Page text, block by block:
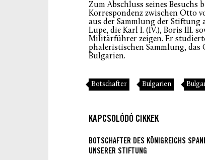
Zum Abschluss seines Besuchs
Korrespondenz zwischen Otto
aus der Sammlung der Stiftung
Lupe, die Karl I. (IV.), Boris III.
Militärführer zeigen. Er
phaleristischen Sammlung, das
Bulgarien.
Botschafter Bulgarien
KAPCSOLÓDÓ CIKKEK
BOTSCHAFTER DES KÖNIGREICHS
UNSERER STIFTUNG